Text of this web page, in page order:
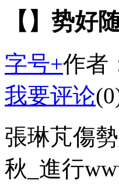
【】势好
字号+作者
我要评论
張琳芃傷
秋_進行